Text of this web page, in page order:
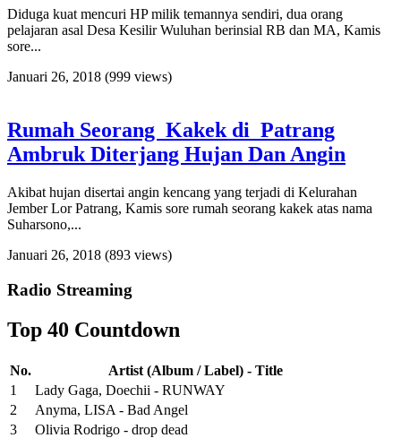
Diduga kuat mencuri HP milik temannya sendiri, dua orang
pelajaran asal Desa Kesilir Wuluhan berinsial RB dan MA, Kamis
sore...
Januari 26, 2018 (999 views)
Rumah Seorang Kakek di Patrang
Ambruk Diterjang Hujan Dan Angin
Akibat hujan disertai angin kencang yang terjadi di Kelurahan
Jember Lor Patrang, Kamis sore rumah seorang kakek atas nama
Suharsono,...
Januari 26, 2018 (893 views)
Radio Streaming
Top 40 Countdown
No.
Artist (Album / Label) - Title
1
Lady Gaga, Doechii - RUNWAY
2
Anyma, LISA - Bad Angel
3
Olivia Rodrigo - drop dead